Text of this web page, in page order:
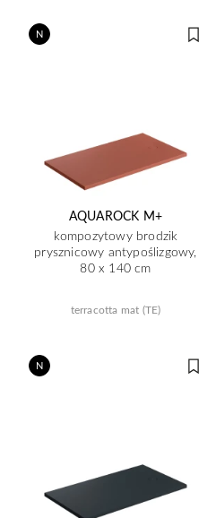
N
AQUAROCK M+
kompozytowy brodzik
prysznicowy antypoślizgowy,
80 x 140 cm
terracotta mat (TE)
N